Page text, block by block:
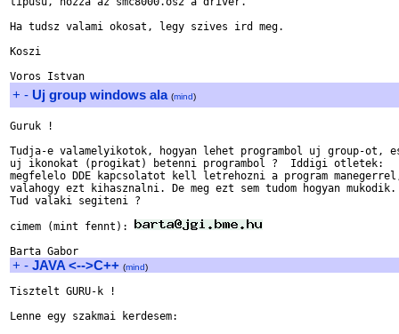
Ha tudsz valami okosat, legy szives ird meg.
Koszi
+ - Uj group windows ala (mind)
Guruk !
Tudja-e valamelyikotok, hogyan lehet programbol uj group-ot,
uj ikonokat (progikat) betenni programbol ?  Iddigi otletek:
megfelelo DDE kapcsolatot kell letrehozni a program
valahogy ezt kihasznalni. De meg ezt sem tudom hogyan mukodik.
Tud valaki segiteni ?
cimem (mint fennt):
+ - JAVA <-->C++ (mind)
Tisztelt GURU-k !
Lenne egy szakmai kerdesem: